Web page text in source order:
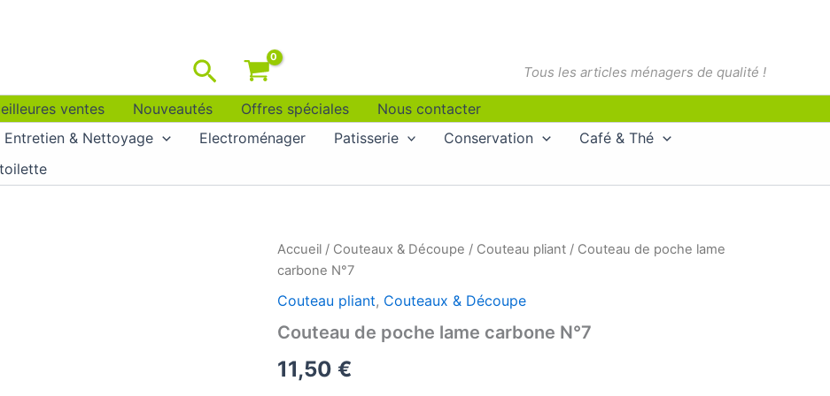
Rechercher Tous les articles ménagers de qualité !
ventes Nouveautés Offres spéciales
Nous contacter
Entretien & Nettoyage Electroménager Patisserie Conservation
Café & Thé
Accueil / Couteaux & Découpe / Couteau pliant / Couteau de poche lame
carbone N°7
Couteau pliant, Couteaux & Découpe
Couteau de poche lame carbone N°7
11,50 €